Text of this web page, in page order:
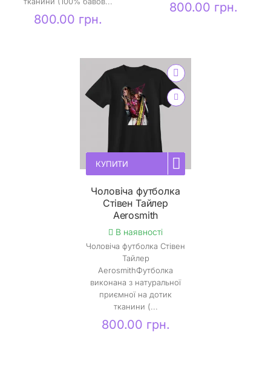
800.00 грн.
800.00 грн.
КУПИТИ
Чоловіча футболка
Стівен Тайлер
Aerosmith
В наявності
Чоловіча футболка Стівен
Тайлер
AerosmithФутболка
виконана з натуральної
приємної на дотик
тканини (...
800.00 грн.